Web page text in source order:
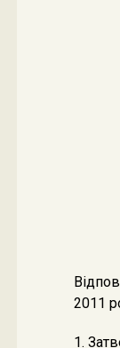
2011
1.